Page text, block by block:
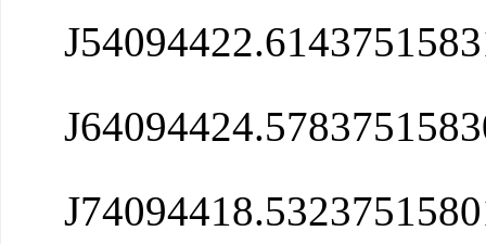
J54094422.614
J64094424.578
J74094418.532